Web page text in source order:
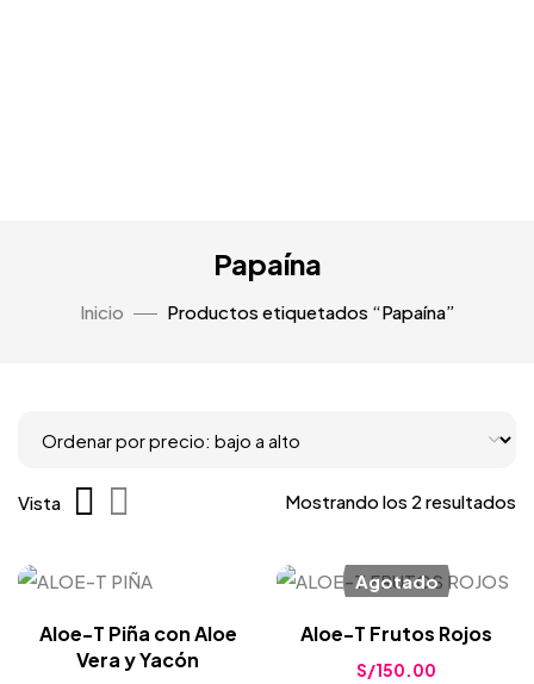
Papaína
Inicio Productos etiquetados “Papaína”
Mostrando los 2 resultados
Vista
Aloe-T Piña con Aloe
Vera y Yacón
Agotado
Aloe-T Frutos Rojos
S/150.00